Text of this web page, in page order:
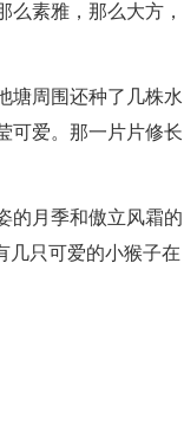
素雅，那么大方，
塘周围还种了几株水
可爱。那一片片修长
的月季和傲立风霜的
几只可爱的小猴子在